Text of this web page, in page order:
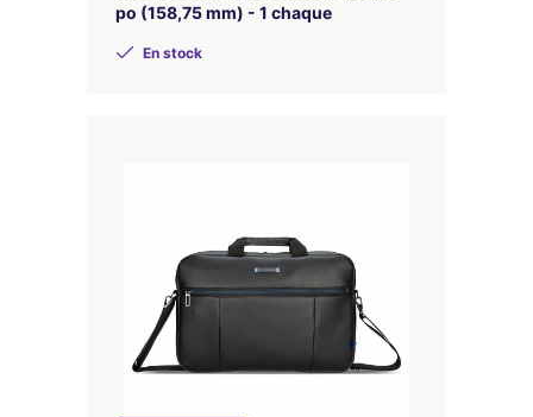
po (158,75 mm) - 1 chaque
En stock